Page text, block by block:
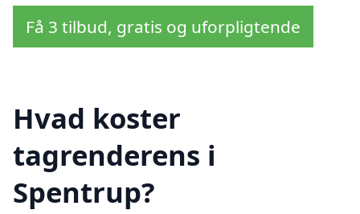
Få 3 tilbud, gratis og uforpligtende
Hvad koster
tagrenderens i
Spentrup?